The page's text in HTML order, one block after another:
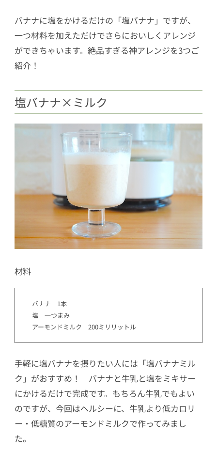
バナナに塩をかけるだけの「塩バナナ」ですが、
一つ材料を加えただけでさらにおいしくアレンジ
ができちゃいます。絶品すぎる神アレンジを3つご
紹介！
塩バナナ×ミルク
材料
バナナ 1本
塩 一つまみ
アーモンドミルク 200ミリリットル
手軽に塩バナナを摂りたい人には「塩バナナミル
ク」がおすすめ！ バナナと牛乳と塩をミキサー
にかけるだけで完成です。もちろん牛乳でもよい
のですが、今回はヘルシーに、牛乳より低カロリ
ー・低糖質のアーモンドミルクで作ってみまし
た。